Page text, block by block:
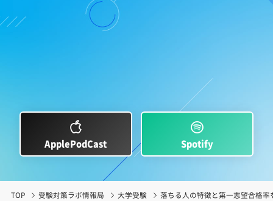
ApplePodCast Spotify
TOP 受験対策ラボ情報局 大学受験 落ちる人の特徴と第一志望合格